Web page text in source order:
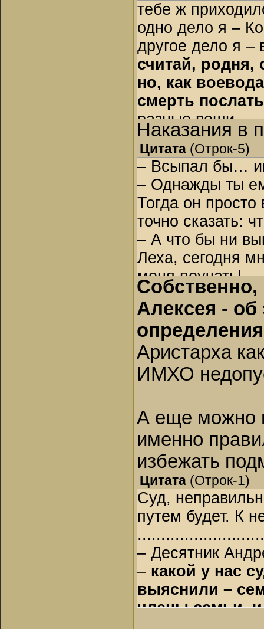
тебе ж
одно дело я –
другое дело я –
считай, родня,
но, как
смерть
разные вещи.
Наказания в
Цитата (Отрок-5)
– Всыпал бы…
– Однажды ты
Тогда он
точно сказать:
– А что бы ни
Леха, сегодня
меня поучать!
– Христос с
горячности не
и то, что его
дружины
чтобы у
Собственно,
Алексея - об
Аристарха
ИМХО
А еще можно
именно
избежать
Цитата (Отрок-1)
Суд,
путем будет. К
– Десятник
– какой у нас
выяснили –
члены семьи,